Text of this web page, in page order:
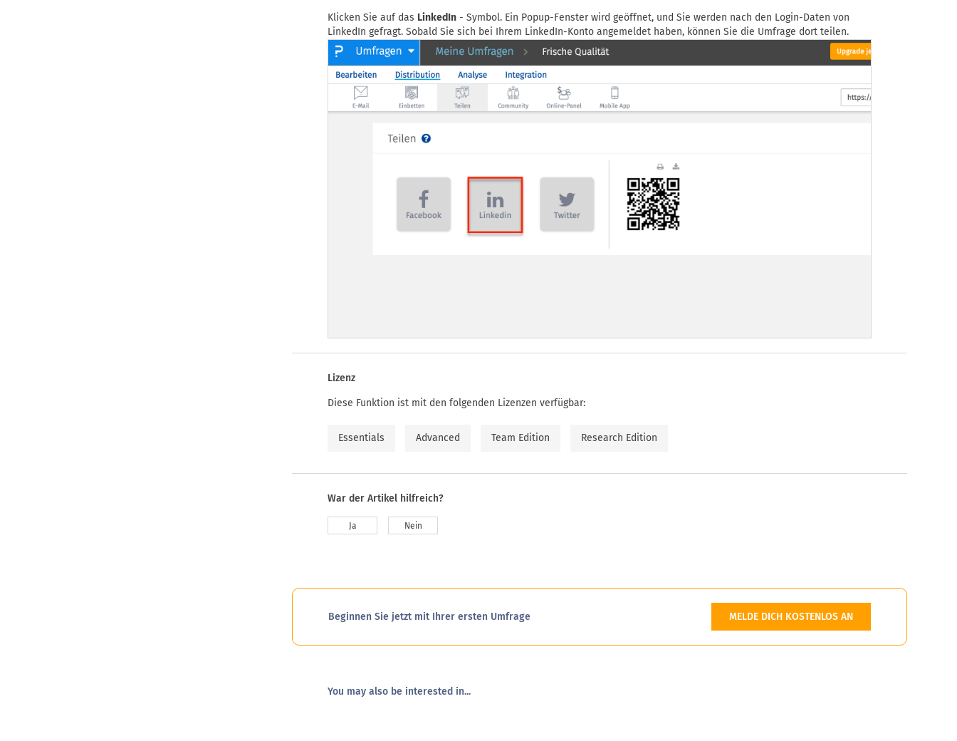
Klicken Sie auf das LinkedIn - Symbol. Ein Popup-Fenster wird geöffnet, und Sie werden nach den Login-Daten von
LinkedIn gefragt. Sobald Sie sich bei Ihrem LinkedIn-Konto angemeldet haben, können Sie die Umfrage dort teilen.
Lizenz
Diese Funktion ist mit den folgenden Lizenzen verfügbar:
Essentials Advanced Team Edition Research Edition
War der Artikel hilfreich?
Ja Nein
Beginnen Sie jetzt mit Ihrer ersten Umfrage MELDE DICH KOSTENLOS AN
You may also be interested in...